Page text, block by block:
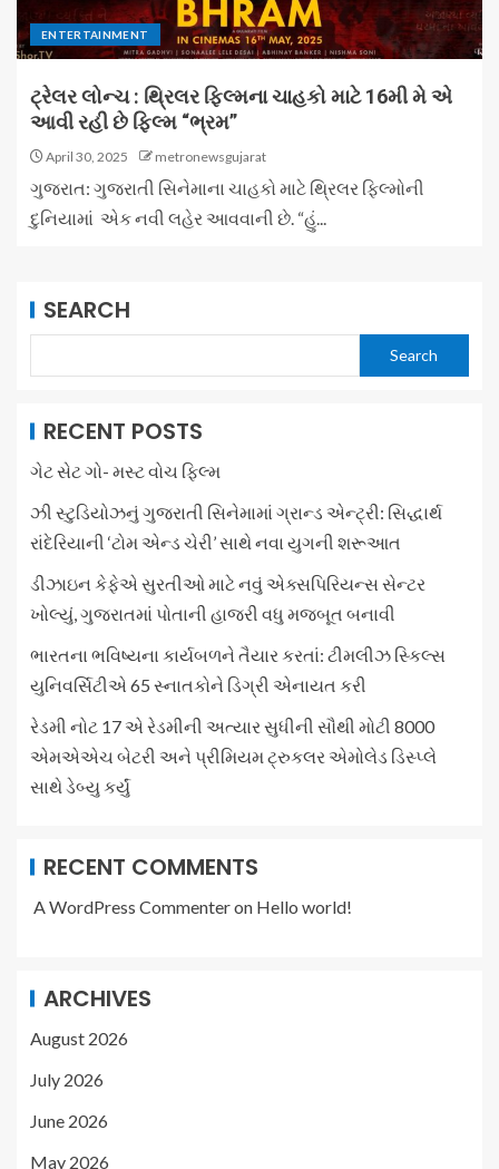
ENTERTAINMENT
ટ્રેલર લોન્ચ : થ્રિલર ફિલ્મના ચાહકો માટે 16મી મે એ
આવી રહી છે ફિલ્મ “ભ્રમ”
April 30, 2025 metronewsgujarat
ગુજરાત: ગુજરાતી સિનેમાના ચાહકો માટે થ્રિલર ફિલ્મોની
દુનિયામાં એક નવી લહેર આવવાની છે. “હું...
SEARCH
Search
RECENT POSTS
ગેટ સેટ ગો- મસ્ટ વોચ ફિલ્મ
ઝી સ્ટુડિયોઝનું ગુજરાતી સિનેમામાં ગ્રાન્ડ એન્ટ્રી: સિદ્ધાર્થ
રાંદેરિયાની ‘ટોમ એન્ડ ચેરી’ સાથે નવા યુગની શરૂઆત
ડીઝાઇન કેફેએ સુરતીઓ માટે નવું એક્સપિરિયન્સ સેન્ટર
ખોલ્યું, ગુજરાતમાં પોતાની હાજરી વધુ મજબૂત બનાવી
ભારતના ભવિષ્યના કાર્યબળને તૈયાર કરતાં: ટીમલીઝ સ્કિલ્સ
યુનિવર્સિટીએ 65 સ્નાતકોને ડિગ્રી એનાયત કરી
રેડમી નોટ 17 એ રેડમીની અત્યાર સુધીની સૌથી મોટી 8000
એમએએચ બેટરી અને પ્રીમિયમ ટ્રુકલર એમોલેડ ડિસ્પ્લે
સાથે ડેબ્યુ કર્યું
RECENT COMMENTS
A WordPress Commenteron Hello world!
ARCHIVES
August 2026
July 2026
June 2026
May 2026